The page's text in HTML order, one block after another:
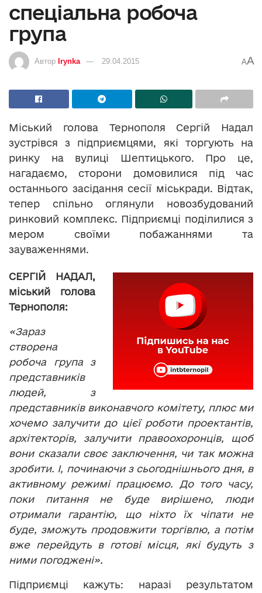
спеціальна робоча
група
Автор Irynka 29.04.2015 AA
Міський голова Тернополя Сергій Надал
зустрівся з підприємцями, які торгують на
ринку на вулиці Шептицького. Про це,
нагадаємо, сторони домовилися під час
останнього засідання сесії міськради. Відтак,
тепер спільно оглянули новозбудований
ринковий комплекс. Підприємці поділилися з
мером своїми побажаннями та
зауваженнями.
СЕРГІЙ НАДАЛ,
міський голова
Тернополя:
«Зараз
створена
робоча група з
представників
людей, з
представників виконавчого комітету, плюс ми
хочемо залучити до цієї роботи проектантів,
архітекторів, залучити правоохоронців, щоб
вони сказали своє заключення, чи так можна
зробити. І, починаючи з сьогоднішнього дня, в
активному режимі працюємо. До того часу,
поки питання не буде вирішено, люди
отримали гарантію, що ніхто їх чіпати не
буде, зможуть продовжити торгівлю, а потім
вже перейдуть в готові місця, які будуть з
ними погоджені».
Підприємці кажуть: наразі результатом